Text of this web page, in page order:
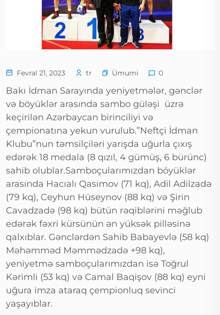
Fevral 21, 2023 tr Ümumi 0
Bakı İdman Sarayında yeniyetmələr, gənclər
və böyüklər arasında sambo güləşi üzrə
keçirilən Azərbaycan birinciliyi və
çempionatına yekun vurulub.”Neftçi İdman
Klubu”nun təmsilçiləri yarışda uğurla çıxış
edərək 18 medala (8 qızıl, 4 gümüş, 6 bürünc)
sahib olublar.Samboçularımızdan böyüklər
arasında Hacıalı Qasımov (71 kq), Adil Adilzadə
(79 kq), Ceyhun Hüseynov (88 kq) və Şirin
Cavadzadə (98 kq) bütün rəqiblərini məğlub
edərək fəxri kürsünün ən yüksək pilləsinə
qalxıblar. Gənclərdən Sahib Babayevlə (58 kq)
Məhəmməd Məmmədzadə +98 kq),
yeniyetmə samboçularımızdan isə Toğrul
Kərimli (53 kq) və Camal Baqişov (88 kq) eyni
uğura imza ataraq çempionluq sevinci
yaşayıblar.